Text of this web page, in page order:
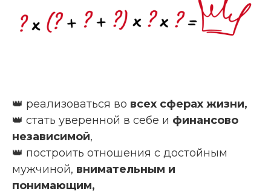
👑 реализоваться во всех сферах жизни,
👑 стать уверенной в себе и финансово
независимой,
👑 построить отношения с достойным
мужчиной, внимательным и
понимающим,